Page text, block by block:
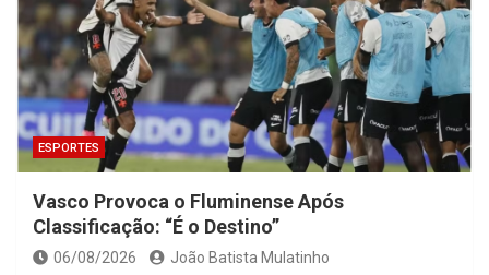
ESPORTES
Vasco Provoca o Fluminense Após
Classificação: “É o Destino”
06/08/2026 João Batista Mulatinho